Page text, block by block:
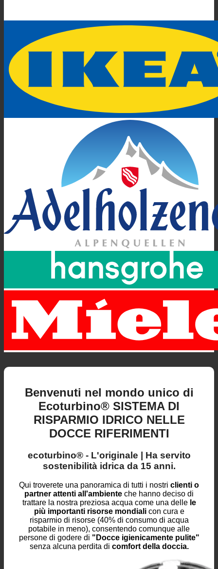
Benvenuti nel mondo unico di
Ecoturbino® SISTEMA DI
RISPARMIO IDRICO NELLE
DOCCE RIFERIMENTI
sostenibilità idrica da 15 anni.
Qui troverete una panoramica di tutti i nostri clienti o
partner attenti all'ambienteche hanno deciso di
trattare la nostra preziosa acqua come una delle
più importanti risorse mondialicon cura e
risparmio di risorse (40% di consumo di acqua
potabile in meno), consentendo comunque alle
comfort della doccia.